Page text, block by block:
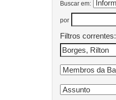
Buscar em:
por
Filtros correntes: